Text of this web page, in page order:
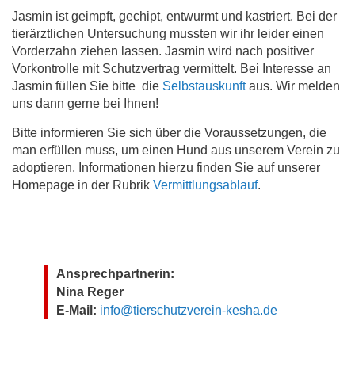
Jasmin ist geimpft, gechipt, entwurmt und kastriert. Bei der
tierärztlichen Untersuchung mussten wir ihr leider einen
Vorderzahn ziehen lassen. Jasmin wird nach positiver
Vorkontrolle mit Schutzvertrag vermittelt. Bei Interesse an
Jasmin füllen Sie bitte die Selbstauskunftaus. Wir melden
uns dann gerne bei Ihnen!
Bitte informieren Sie sich über die Voraussetzungen, die
man erfüllen muss, um einen Hund aus unserem Verein zu
adoptieren. Informationen hierzu finden Sie auf unserer
Homepage in der Rubrik Vermittlungsablauf.
Ansprechpartnerin:
Nina Reger
E-Mail: info@tierschutzverein-kesha.de